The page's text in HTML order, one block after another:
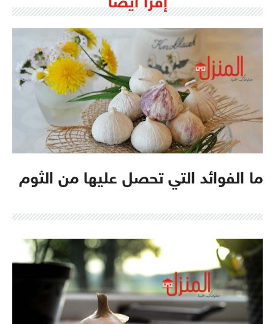
ما الفوائد التي تحصل عليها من الثوم